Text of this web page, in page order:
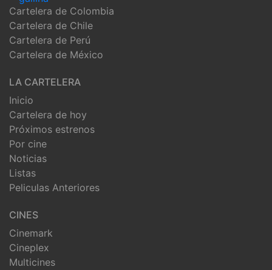
Cartelera de Colombia
Cartelera de Chile
Cartelera de Perú
Cartelera de México
LA CARTELERA
Inicio
Cartelera de hoy
Próximos estrenos
Por cine
Noticias
Listas
Peliculas Anteriores
CINES
Cinemark
Cineplex
Multicines